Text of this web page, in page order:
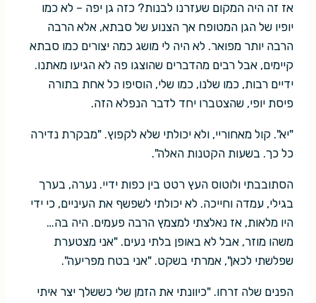
אז זה היה המקום שעזרנו לבנות? כזה גן יפה – לא כמו
יופיו של הגן המטופח אך הצנוע של סבתא, אלא הרבה
הרבה יותר מפואר. לא היה לי מושג כמה יצורים כמו סבתא
קיימים, אבל רבים מהדברים שהוצגו פה לא הגיעו מאתנו.
ידיים רבות, כמו שלנו, כמו שלי, הוסיפו כל אחת בתורה
פיסת יופי, שהצטברו יחד לדבר הנפלא הזה.
"יא". קול מאחוריי, ולא יכולתי שלא לקפוץ. "מבקרת נדירה
כל כך. בשעות הקטנות האלה".
הסתובבתי ולוטוס העץ רטט בין כפות ידיי. נערה, בערך
בגילי, עמדה וחייכה. לא יכולתי לשפשף את העיניים, כי ידי
היו מלאות, אז נאלצתי למצמץ הרבה פעמים. היה בה…
משהו מוזר, אבל לא באופן בלתי נעים. "אני מצטערת
שפלשתי לכאן", אמרתי בשקט. "אני בטח מפריעה".
הפנים שלה זרחו. "כיוונתי את הזמן שלי כששלך יצר איתי